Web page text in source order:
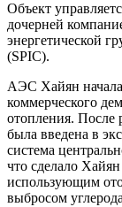
Объект
дочерней
энергетической
(SPIC).
АЭС Хайян начала
коммерческого
отопления. После
была введена в
система
что сделало
использующим
выбросом